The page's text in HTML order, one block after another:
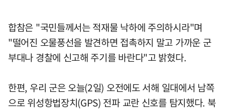
합참은 "국민들께서는 적재물 낙하에 주의하시라"며
"떨어진 오물풍선을 발견하면 접촉하지 말고 가까운 군
부대나 경찰에 신고해 주기를 바란다"고 밝혔다.
한편, 우리 군은 오늘(2일) 오전에도 서해 일대에서 남쪽
으로 위성항법장치(GPS) 전파 교란 신호를 탐지했다. 북